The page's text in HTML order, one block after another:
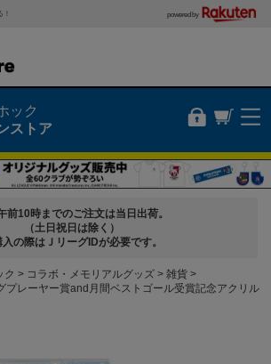
powered by
ック
ストア
前10時までのご注文は当日出荷。
（土日祝日は除く）
入の際はＪリーグIDが必要です。
ク コラボ・メモリアルグッズ
雑貨
プレーヤー賞and月間ベストゴール受賞記念アクリル